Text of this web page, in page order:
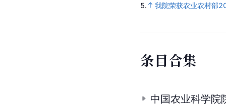
5.
我院荣获农业农村部
条目合集
中国农业科学院